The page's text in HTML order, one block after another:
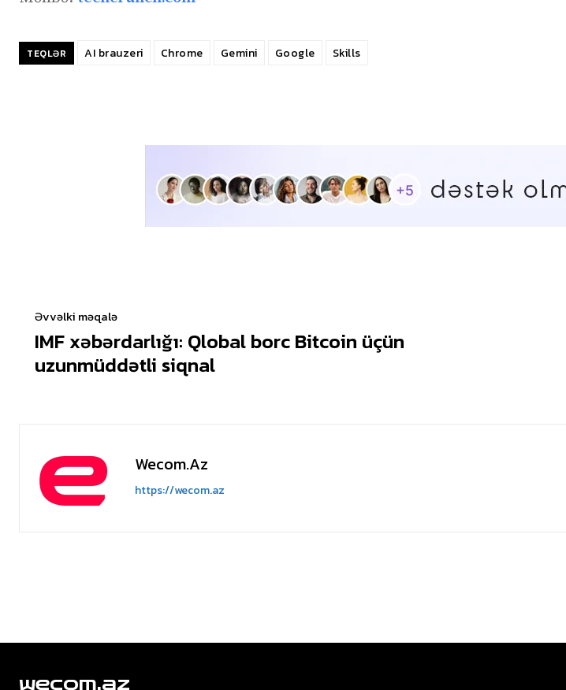
TEQLƏR AI brauzeri Chrome Gemini Google Skills
Əvvəlki məqalə
IMF xəbərdarlığı: Qlobal borc Bitcoin üçün
uzunmüddətli siqnal
Wecom.az
https://wecom.az
wecom.az